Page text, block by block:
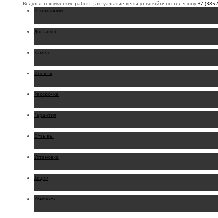
Ведутся технические работы, актуальные цены уточняйте по телефону +7
О компании
Доставка
Замер
Оплата
Рассрочка
Гарантия
Отзывы
Установка
Акции
Контакты